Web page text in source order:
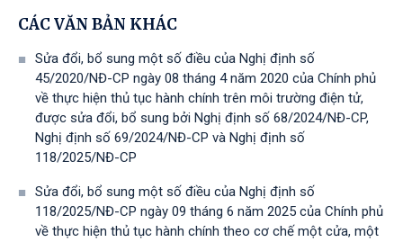
CÁC VĂN BẢN KHÁC
Sửa đổi, bổ sung một số điều của Nghị định số
45/2020/NĐ-CP ngày 08 tháng 4 năm 2020 của Chính phủ
về thực hiện thủ tục hành chính trên môi trường điện tử,
được sửa đổi, bổ sung bởi Nghị định số 68/2024/NĐ-CP,
Nghị định số 69/2024/NĐ-CP và Nghị định số
118/2025/NĐ-СР
Sửa đổi, bổ sung một số điều của Nghị định số
118/2025/NĐ-CP ngày 09 tháng 6 năm 2025 của Chính phủ
về thực hiện thủ tục hành chính theo cơ chế một cửa, một